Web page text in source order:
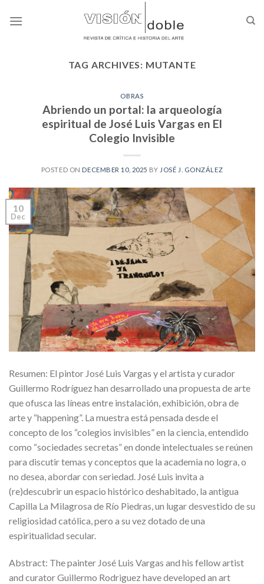
TAG ARCHIVES: MUTANTE
OBRAS
Abriendo un portal: la arqueología
espiritual de José Luis Vargas en El
Colegio Invisible
POSTED ON DECEMBER 10, 2025 BY JOSÉ J. GONZÁLEZ
10
Dec
Resumen: El pintor José Luis Vargas y el artista y curador
Guillermo Rodríguez han desarrollado una propuesta de arte
que ofusca las líneas entre instalación, exhibición, obra de
arte y “happening”. La muestra está pensada desde el
concepto de los “colegios invisibles” en la ciencia, entendido
como “sociedades secretas” en donde intelectuales se reúnen
para discutir temas y conceptos que la academia no logra, o
no desea, abordar con seriedad. José Luis invita a
(re)descubrir un espacio histórico deshabitado, la antigua
Capilla La Milagrosa de Río Piedras, un lugar desvestido de su
religiosidad católica, pero a su vez dotado de una
espiritualidad secular.
Abstract: The painter José Luis Vargas and his fellow artist
and curator Guillermo Rodriguez have developed an art